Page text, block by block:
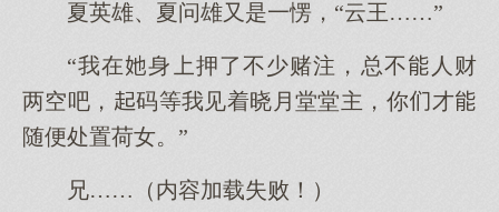
夏英雄、夏问雄又是一愣，“云王……”
“我在身押了不少赌注，总不人财
两空吧，码等我见着晓月堂堂主，你才
随便处置荷女。”
兄……（内容加载失败！）